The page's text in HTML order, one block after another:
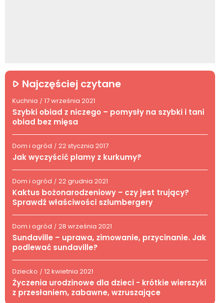
Najczęściej czytane
Kuchnia / 17 września 2021
Szybki obiad z niczego – pomysły na szybki i tani
obiad bez mięsa
Dom i ogród / 22 stycznia 2017
Jak wyczyścić plamy z kurkumy?
Dom i ogród / 22 grudnia 2021
Kaktus bożonarodzeniowy – czy jest trujący?
Sprawdź właściwości szlumbergery
Dom i ogród / 28 września 2021
Sundaville – uprawa, zimowanie, przycinanie. Jak
podlewać sundaville?
Dziecko / 12 kwietnia 2021
Życzenia urodzinowe dla dzieci - krótkie wierszyki
z przesłaniem, zabawne, wzruszające